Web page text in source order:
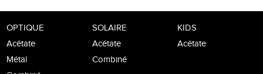
OPTIQUE
Acétate
Métal
SOLAIRE
Acétate
Combiné
KIDS
Acétate